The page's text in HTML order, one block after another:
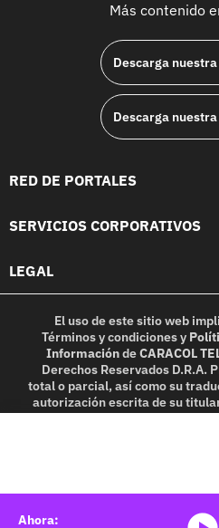
Más contenido
Descarga nuestra
Descarga nuestra
RED DE PORTALES
SERVICIOS CORPORATIVOS
LEGAL
El uso de este sitio web
Términos y condicionesy
InformacióndeCARACOL
Derechos Reservados D.R.A.
total o parcial, así como su
autorización escrita de su
in part, or translation